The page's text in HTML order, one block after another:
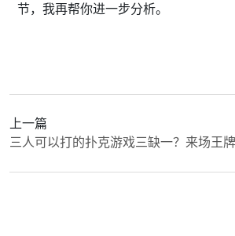
节，我再帮你进一步分析。
上一篇
三人可以打的扑克游戏三缺一？来场王